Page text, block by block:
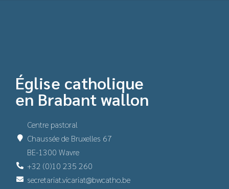
Église catholique
en Brabant wallon
Centre pastoral
Chaussée de Bruxelles 67
BE-1300 Wavre
+32 (0)10 235 260
secretariat.vicariat@bwcatho.be